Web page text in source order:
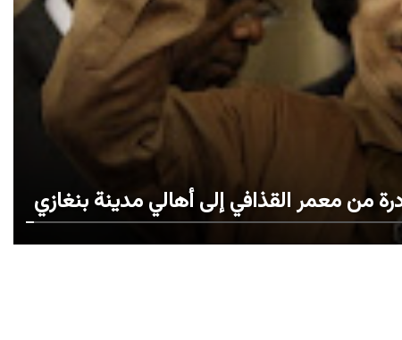
من معمر القذافي إلى أهالي مدينة بنغازي